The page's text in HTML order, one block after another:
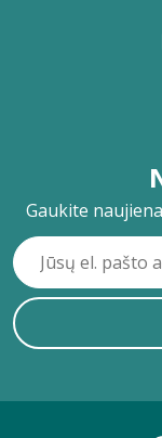
Gaukite